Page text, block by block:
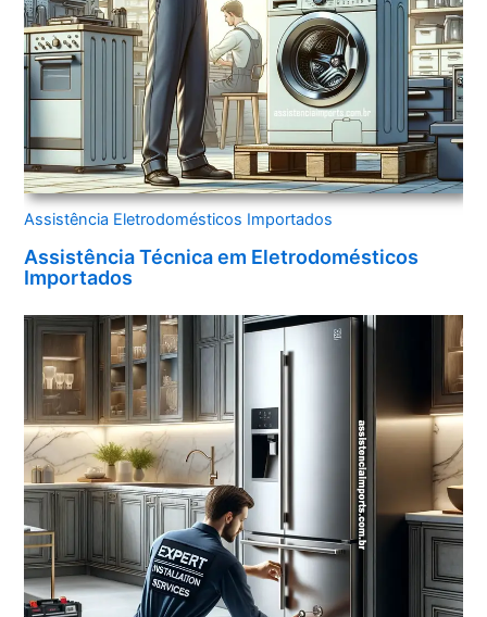
Assistência Eletrodomésticos Importados
Assistência Técnica em Eletrodomésticos
Importados